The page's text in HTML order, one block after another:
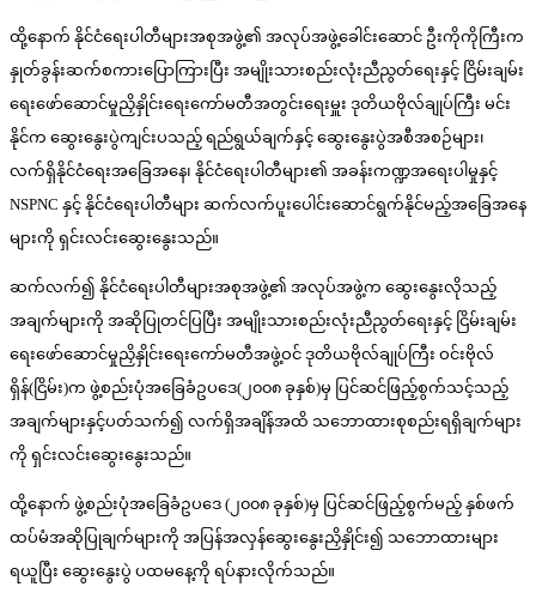
ထို့နောက် နိုင်ငံရေးပါတီများအစုအဖွဲ့၏ အလုပ်အဖွဲ့ခေါင်းဆောင် ဦးကိုကိုကြီးက
နှုတ်ခွန်းဆက်စကားပြောကြားပြီး အမျိုးသားစည်းလုံးညီညွတ်ရေးနှင့် ငြိမ်းချမ်း
ရေးဖော်ဆောင်မှုညှိနှိုင်းရေးကော်မတီအတွင်းရေးမှူး ဒုတိယဗိုလ်ချုပ်ကြီး မင်း
နိုင်က ဆွေးနွေးပွဲကျင်းပသည့် ရည်ရွယ်ချက်နှင့် ဆွေးနွေးပွဲအစီအစဉ်များ၊
လက်ရှိနိုင်ငံရေးအခြေအနေ၊ နိုင်ငံရေးပါတီများ၏ အခန်းကဏ္ဍအရေးပါမှုနှင့်
NSPNC နှင့် နိုင်ငံရေးပါတီများ ဆက်လက်ပူးပေါင်းဆောင်ရွက်နိုင်မည့်အခြေအနေ
များကို ရှင်းလင်းဆွေးနွေးသည်။
ဆက်လက်၍ နိုင်ငံရေးပါတီများအစုအဖွဲ့၏ အလုပ်အဖွဲ့က ဆွေးနွေးလိုသည့်
အချက်များကို အဆိုပြုတင်ပြပြီး အမျိုးသားစည်းလုံးညီညွတ်ရေးနှင့် ငြိမ်းချမ်း
ရေးဖော်ဆောင်မှုညှိနှိုင်းရေးကော်မတီအဖွဲ့ဝင် ဒုတိယဗိုလ်ချုပ်ကြီး ဝင်းဗိုလ်
ရှိန်(ငြိမ်း)က ဖွဲ့စည်းပုံအခြေခံဥပဒေ(၂၀၀၈ ခုနှစ်)မှ ပြင်ဆင်ဖြည့်စွက်သင့်သည့်
အချက်များနှင့်ပတ်သက်၍ လက်ရှိအချိန်အထိ သဘောထားစုစည်းရရှိချက်များ
ကို ရှင်းလင်းဆွေးနွေးသည်။
ထို့နောက် ဖွဲ့စည်းပုံအခြေခံဥပဒေ (၂၀၀၈ ခုနှစ်)မှ ပြင်ဆင်ဖြည့်စွက်မည့် နှစ်ဖက်
ထပ်မံအဆိုပြုချက်များကို အပြန်အလှန်ဆွေးနွေးညှိနှိုင်း၍ သဘောထားများ
ရယူပြီး ဆွေးနွေးပွဲ ပထမနေ့ကို ရပ်နားလိုက်သည်။